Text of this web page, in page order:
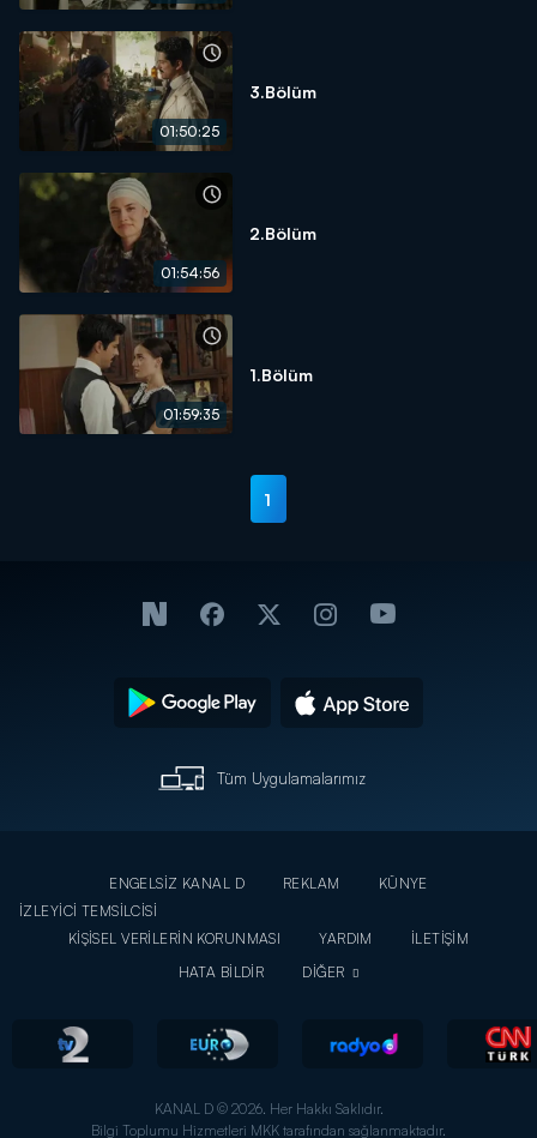
01:50:25
3.Bölüm
01:54:56
2.Bölüm
01:59:35
1.Bölüm
1
Tüm Uygulamalarımız
ENGELSİZ KANAL D REKLAM
KÜNYE
İZLEYİCİ TEMSİLCİSİ
KİŞİSEL VERİLERİN KORUNMASI
YARDIM
İLETİŞİM
HATA BİLDİR
DİĞER
KANAL D © 2026. Her Hakkı Saklıdır.
Bilgi Toplumu Hizmetleri MKK tarafından sağlanmaktadır.